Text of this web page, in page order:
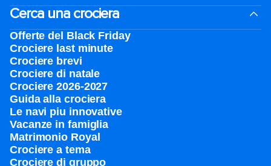
Cerca una crociera
Offerte del Black Friday
Crociere last minute
Crociere brevi​
Crociere di natale​
Crociere 2026-2027
Guida alla crociera
Le navi piu innovative
Vacanze in famiglia
Matrimonio Royal
Crociere a tema
Crociere di gruppo